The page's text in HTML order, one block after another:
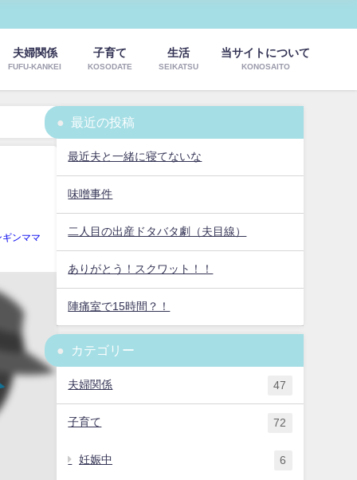
夫婦関係
FUFU-KANKEI
子育て
KOSODATE
生活
SEIKATSU
当サイトについて
KONOSAITO
ギンママ
最近の投稿
最近夫と一緒に寝てないな
味噌事件
二人目の出産ドタバタ劇（夫目線）
ありがとう！スクワット！！
陣痛室で15時間？！
カテゴリー
夫婦関係 47
子育て 72
妊娠中 6